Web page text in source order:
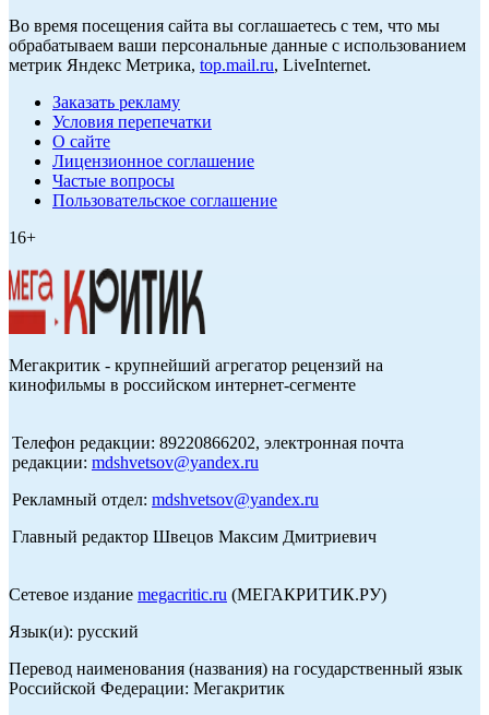
Во время посещения сайта вы соглашаетесь с тем, что мы
обрабатываем ваши персональные данные с использованием
метрик Яндекс Метрика, top.mail.ru, LiveInternet.
Заказать рекламу
Условия перепечатки
О сайте
Лицензионное соглашение
Частые вопросы
Пользовательское соглашение
16+
Мегакритик - крупнейший агрегатор рецензий на
кинофильмы в российском интернет-сегменте
Телефон редакции: 89220866202, электронная почта
редакции: mdshvetsov@yandex.ru
Рекламный отдел: mdshvetsov@yandex.ru
Главный редактор Швецов Максим Дмитриевич
Сетевое издание megacritic.ru (МЕГАКРИТИК.РУ)
Язык(и): русский
Перевод наименования (названия) на государственный язык
Российской Федерации: Мегакритик